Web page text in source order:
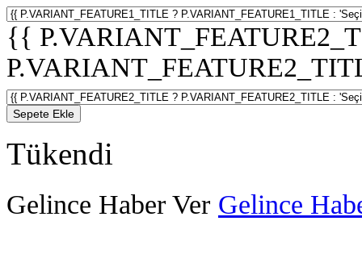
{{
Sepete Ekle
Tükendi
Gelince Haber Ver Gelince